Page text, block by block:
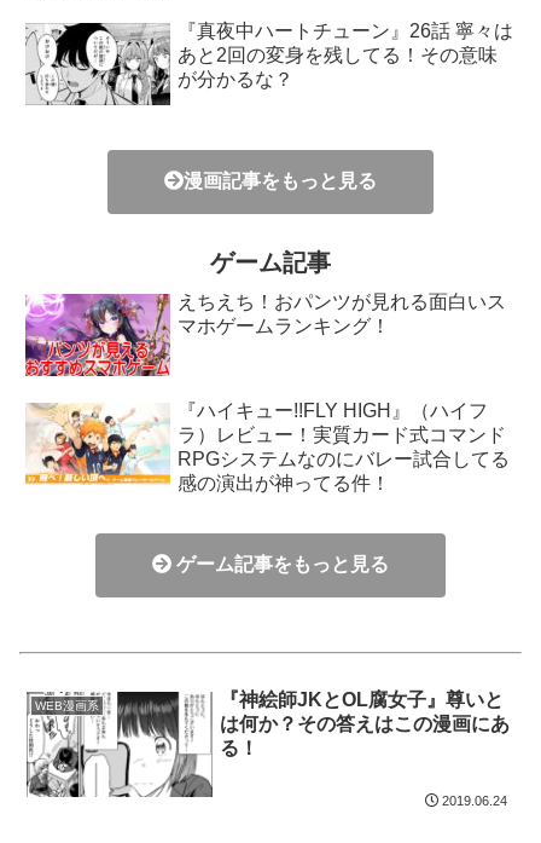
『真夜中ハートチューン』26話 寧々は
あと2回の変身を残してる！その意味
が分かるな？
漫画記事をもっと見る
ゲーム記事
えちえち！おパンツが見れる面白いス
マホゲームランキング！
『ハイキュー!!FLY HIGH』（ハイフ
ラ）レビュー！実質カード式コマンド
RPGシステムなのにバレー試合してる
感の演出が神ってる件！
ゲーム記事をもっと見る
WEB漫画系
『神絵師JKとOL腐女子』尊いと
は何か？その答えはこの漫画にあ
る！
2019.06.24